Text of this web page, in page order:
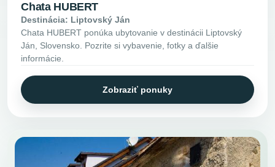
Chata HUBERT
Destinácia: Liptovský Ján
Chata HUBERT ponúka ubytovanie v destinácii Liptovský
Ján, Slovensko. Pozrite si vybavenie, fotky a ďalšie
informácie.
Zobraziť ponuky